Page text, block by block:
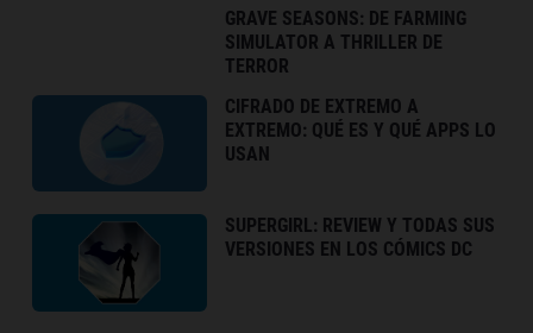
GRAVE SEASONS: DE FARMING
SIMULATOR A THRILLER DE
TERROR
CIFRADO DE EXTREMO A
EXTREMO: QUÉ ES Y QUÉ APPS LO
USAN
SUPERGIRL: REVIEW Y TODAS SUS
VERSIONES EN LOS CÓMICS DC